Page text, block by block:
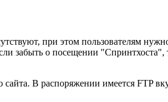
при этом пользователям
забыть о посещении
В распоряжении имеется FTP